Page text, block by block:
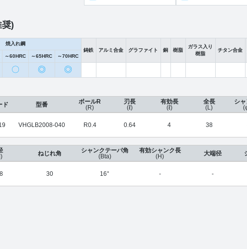
)
焼入れ鋼
鋳鉄
アルミ合金 グラファイト 銅 樹脂
ガラス入り
樹脂
チタン合金
～60HRC ～65HRC ～70HRC
〇 ◎ ◎
ド 型番
VHGLB2008-040
ボールR
(R)
R0.4
刃長
(ℓ)
0.64
有効長
(ℓ)
4
全長
(L)
38
シ
ねじれ角
30
シャンクテーパ角
(Bta)
16°
有効シャンク長
(H)
-
大端径
-